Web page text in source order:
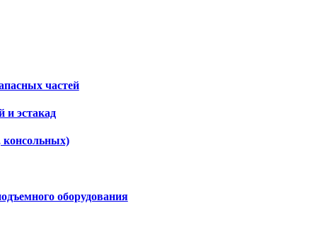
частей
и эстакад
консольных)
оборудования